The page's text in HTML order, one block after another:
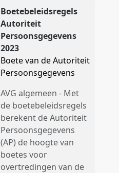
Boetebeleidsregels
Autoriteit
Persoonsgegevens
2023
Boete van de Autoriteit
Persoonsgegevens
AVG algemeen - Met
de boetebeleidsregels
berekent de Autoriteit
Persoonsgegevens
(AP) de hoogte van
boetes voor
overtredingen van de